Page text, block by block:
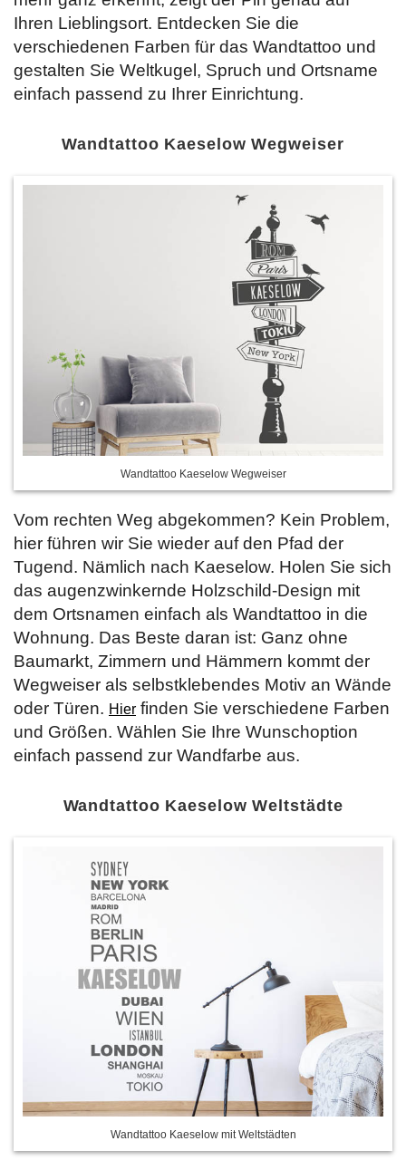
Ihren Lieblingsort. Entdecken Sie die
verschiedenen Farben für das Wandtattoo und
gestalten Sie Weltkugel, Spruch und Ortsname
einfach passend zu Ihrer Einrichtung.
Wandtattoo Kaeselow Wegweiser
Wandtattoo Kaeselow Wegweiser
Vom rechten Weg abgekommen? Kein Problem,
hier führen wir Sie wieder auf den Pfad der
Tugend. Nämlich nach Kaeselow. Holen Sie sich
das augenzwinkernde Holzschild-Design mit
dem Ortsnamen einfach als Wandtattoo in die
Wohnung. Das Beste daran ist: Ganz ohne
Baumarkt, Zimmern und Hämmern kommt der
Wegweiser als selbstklebendes Motiv an Wände
oder Türen. Hier finden Sie verschiedene Farben
und Größen. Wählen Sie Ihre Wunschoption
einfach passend zur Wandfarbe aus.
Wandtattoo Kaeselow Weltstädte
Wandtattoo Kaeselow mit Weltstädten